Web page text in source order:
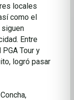
locales
como el
Entre
Tour y
logró pasar